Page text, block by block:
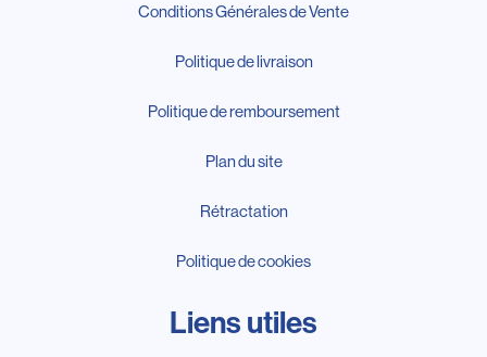
Conditions Générales de Vente
Politique de livraison
Politique de remboursement
Plan du site
Rétractation
Politique de cookies
Liens utiles